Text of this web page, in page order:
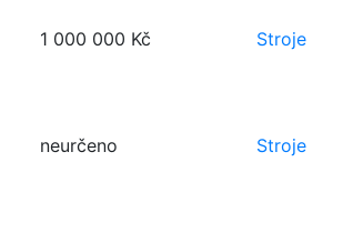
1 000 000 Kč Stroje
neurčeno Stroje